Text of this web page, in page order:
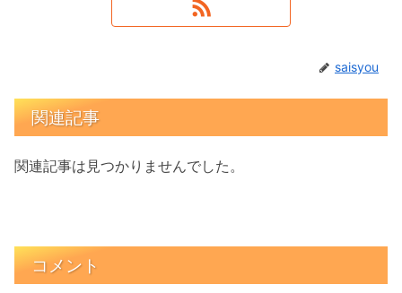
saisyou
関連記事
関連記事は見つかりませんでした。
コメント